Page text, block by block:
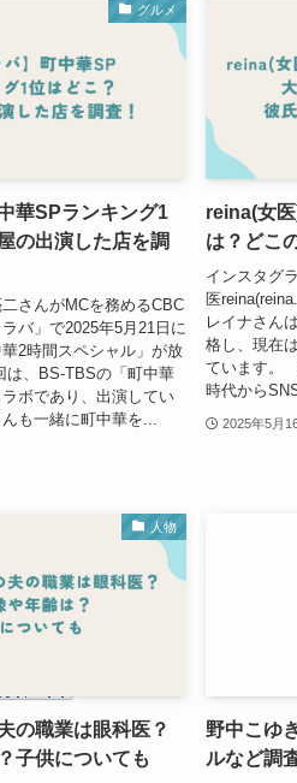
グルメ
華SPランキング1
の出演した店を調
さんがMCを務めるCBC
バ」で2025年5月21日に
華2時間スペシャル」が放
、BS-TBSの「町中華
ボであり、出演してい
も一緒に町中華を...
reina(女
は？どこ
インスタグ
医
レイナさん
格し、現在
ています。
時代から
2025年5月
人物
の職業は眼科医？
子供についても
野中こゆ
ルなど調